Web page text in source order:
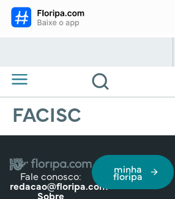
FACISC
Fale conosco:
redacao@floripa.com
Sobre
minha
floripa